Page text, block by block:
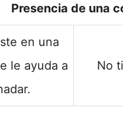
Presencia de una
en una
le ayuda a
No